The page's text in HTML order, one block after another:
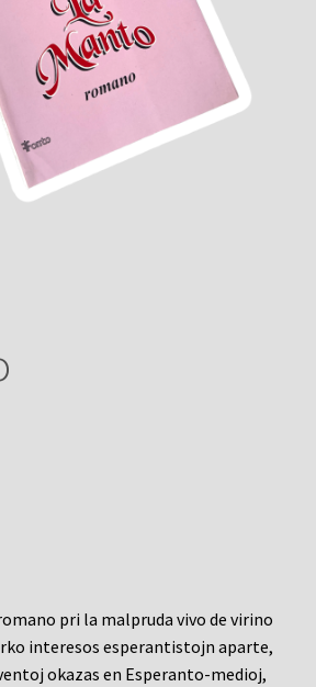
pri la malpruda vivo de virino
interesos esperantistojn aparte,
okazas en Esperanto-medioj,